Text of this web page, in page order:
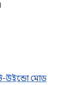
উইন্ডো মোড